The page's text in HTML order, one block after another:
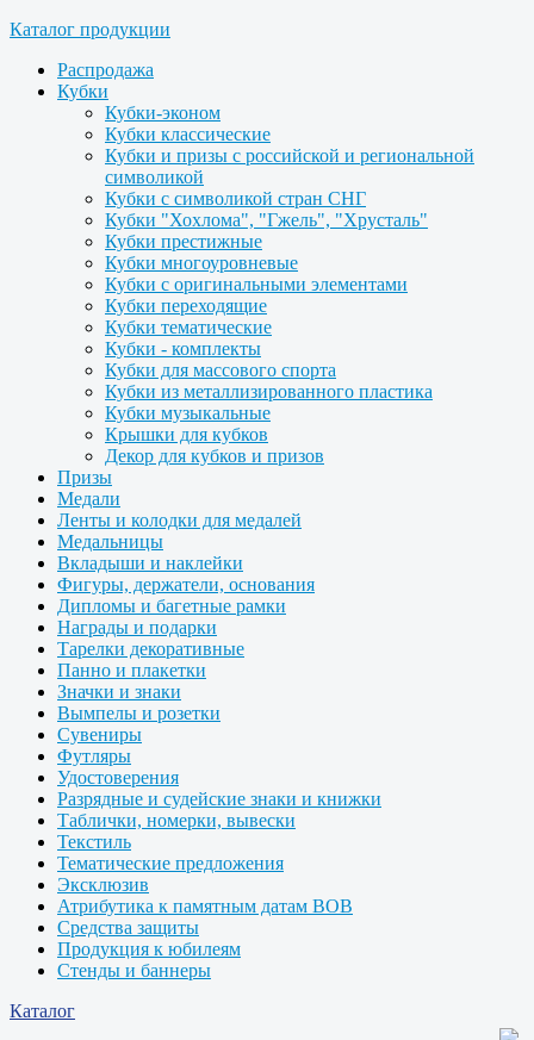
Каталог продукции
Распродажа
Кубки
Кубки-эконом
Кубки классические
Кубки и призы с российской и региональной
символикой
Кубки с символикой стран СНГ
Кубки "Хохлома", "Гжель", "Хрусталь"
Кубки престижные
Кубки многоуровневые
Кубки с оригинальными элементами
Кубки переходящие
Кубки тематические
Кубки - комплекты
Кубки для массового спорта
Кубки из металлизированного пластика
Кубки музыкальные
Крышки для кубков
Декор для кубков и призов
Призы
Медали
Ленты и колодки для медалей
Медальницы
Вкладыши и наклейки
Фигуры, держатели, основания
Дипломы и багетные рамки
Награды и подарки
Тарелки декоративные
Панно и плакетки
Значки и знаки
Вымпелы и розетки
Сувениры
Футляры
Удостоверения
Разрядные и судейские знаки и книжки
Таблички, номерки, вывески
Текстиль
Тематические предложения
Эксклюзив
Атрибутика к памятным датам ВОВ
Средства защиты
Продукция к юбилеям
Стенды и баннеры
Каталог